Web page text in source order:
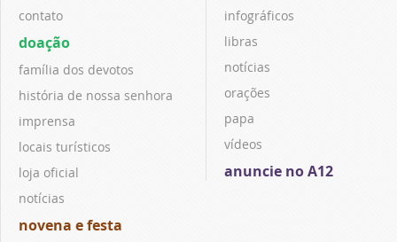
contato
doação
família dos devotos
história de nossa senhora
imprensa
locais turísticos
loja oficial
notícias
novena e festa
infográficos
libras
notícias
orações
papa
vídeos
anuncie no A12